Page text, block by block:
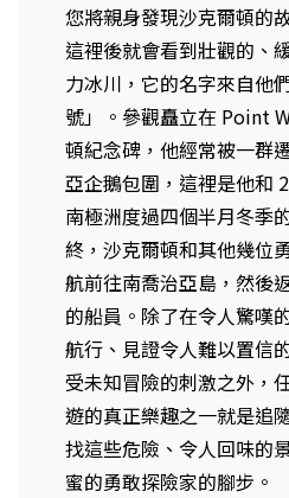
您將親身發現沙克爾頓的
這裡後就會看到壯觀的、
力冰川，它的名字來自他
號」。參觀矗立在 Point
頓紀念碑，他經常被一群
亞企鵝包圍，這裡是他和
南極洲度過四個半月冬季
終，沙克爾頓和其他幾位
航前往南喬治亞島，然後
的船員。除了在令人驚嘆
航行、見證令人難以置信
受未知冒險的刺激之外，
遊的真正樂趣之一就是追
找這些危險、令人回味的
蜜的勇敢探險家的腳步。